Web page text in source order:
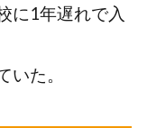
に1年遅れで入
た。